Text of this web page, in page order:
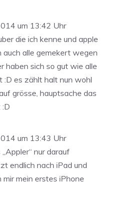
um 13:42 Uhr
die ich kenne und apple
auch alle gemekert wegen
haben sich so gut wie alle
:D es zählt halt nun wohl
grösse, hauptsache das
um 13:43 Uhr
nur darauf
endlich nach iPad und
mir mein erstes iPhone